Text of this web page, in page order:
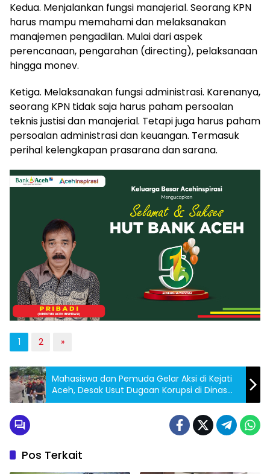
Kedua. Menjalankan fungsi manajerial. Seorang KPN
harus mampu memahami dan melaksanakan
manajemen pengadilan. Mulai dari aspek
perencanaan, pengarahan (directing), pelaksanaan
hingga monev.
Ketiga. Melaksanakan fungsi administrasi. Karenanya,
seorang KPN tidak saja harus paham persoalan
teknis justisi dan manajerial. Tetapi juga harus paham
persoalan administrasi dan keuangan. Termasuk
perihal kelengkapan prasarana dan sarana.
1 2 »
Mahasiswa dan Pemuda Gelar Aksi di Kejati
Aceh, Desak Usut Dugaan Korupsi di Dinas
Perkim dan Balai Jalan Nasional
Pos Terkait